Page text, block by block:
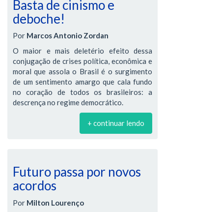
Basta de cinismo e
deboche!
Por Marcos Antonio Zordan
O maior e mais deletério efeito dessa
conjugação de crises política, econômica e
moral que assola o Brasil é o surgimento
de um sentimento amargo que cala fundo
no coração de todos os brasileiros: a
descrença no regime democrático.
+ continuar lendo
Futuro passa por novos
acordos
Por Milton Lourenço